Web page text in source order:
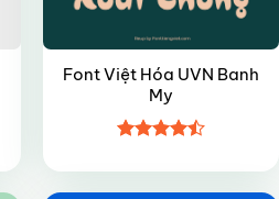
Font Việt Hóa UVN Banh
My
hạng4.45
5 sao